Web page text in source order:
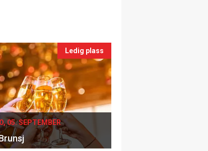
Ledig plass
05. SEPTEMBER